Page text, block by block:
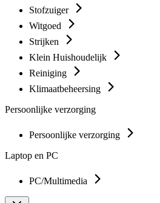
Stofzuiger
Witgoed
Strijken
Klein Huishoudelijk
Reiniging
Klimaatbeheersing
Persoonlijke verzorging
Persoonlijke verzorging
Laptop en PC
PC/Multimedia